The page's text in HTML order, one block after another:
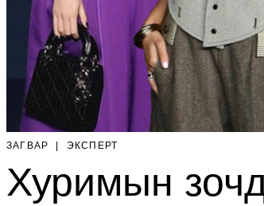
ЗАГВАР ЭКСПЕРТ
Хуримын